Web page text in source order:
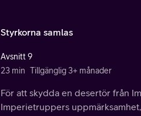
Styrkorna samlas
Avsnitt 9
23 min Tillgänglig 3+ månader
För att skydda en desertör från
Imperietruppers